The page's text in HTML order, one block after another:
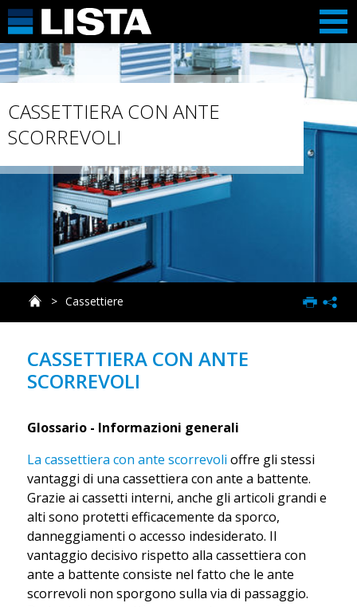
CASSETTIERA CON ANTE
SCORREVOLI
Cassettiere
CASSETTIERA CON ANTE
SCORREVOLI
Glossario - Informazioni generali
La cassettiera con ante scorrevoli offre gli stessi
vantaggi di una cassettiera con ante a battente.
Grazie ai cassetti interni, anche gli articoli grandi e
alti sono protetti efficacemente da sporco,
danneggiamenti o accesso indesiderato. Il
vantaggio decisivo rispetto alla cassettiera con
ante a battente consiste nel fatto che le ante
scorrevoli non sporgono sulla via di passaggio.